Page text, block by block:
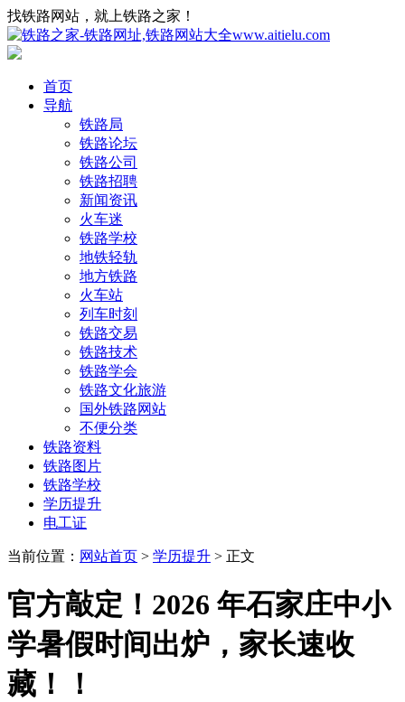
找铁路网站，就上铁路之家！
首页
导航
铁路局
铁路论坛
铁路公司
铁路招聘
新闻资讯
火车迷
铁路学校
地铁轻轨
地方铁路
火车站
列车时刻
铁路交易
铁路技术
铁路学会
铁路文化旅游
国外铁路网站
不便分类
铁路资料
铁路图片
铁路学校
学历提升
电工证
当前位置： 网站首页 > 学历提升 > 正文
官方敲定！2026 年石家庄中小
学暑假时间出炉，家长速收
藏！！